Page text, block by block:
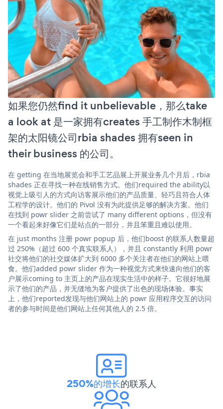
如果您仍然find it unbelievable，那么take
a look at 是一家拥有creates 手工制作木制框
架的太阳镜公司rbia shades 拥有seen in
their business 的公司。
在 getting 在当地展览会和手工艺品展上开展业务几个月后，rbia
shades 正在寻找一种在线销售方式。他们required the ability以
视觉上吸引人的方式向访客展示他们的产品质量、轻巧且符合人体
工程学的设计。他们的 Pivol 没有为此提供足够的解决方案。他们
在找到 powr slider 之前尝试了 many different options，但没有
一个看起来好像它们是站点的一部分，并且笨重且难以使用。
在 just months 注册 powr popup 后，他们boost 的联系人数量超
过 250%（超过 600 个真实联系人），并且 constantly 利用 powr
社交将他们的社交媒体扩大到 6000 多个关注者在他们的网站上喂
食。他们added powr slider 作为一种视觉方式来快速向他们的客
户展示coming to 主页上的产品在现实生活中的样子。它很好地展
示了他们的产品，并无缝地为客户提供了出色的现场体验。事实
上，他们reported发现与他们网站上的 powr 应用程序交互的访问
者的参与时间是他们网站上任何其他人的 2.5 倍。
250%的增长的联系人